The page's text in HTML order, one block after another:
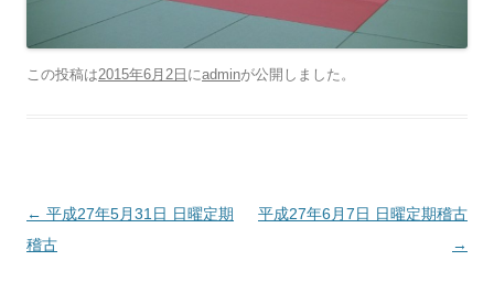
この投稿は2015年6月2日 にadminが公開しました 。
投稿ナビゲーション
← 平成27年5月31日 日曜定期
稽古
平成27年6月7日 日曜定期稽古
→